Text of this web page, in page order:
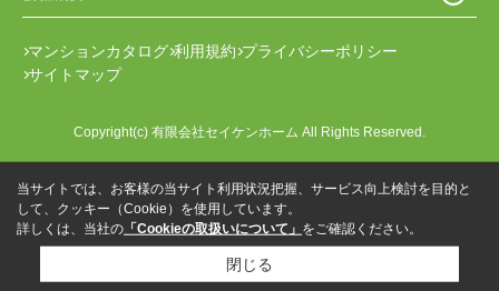
マンションカタログ 利用規約 プライバシーポリシー
サイトマップ
Copyright(c) 有限会社セイケンホーム All Rights Reserved.
当サイトでは、お客様の当サイト利用状況把握、サービス向上検討を目的と
して、クッキー（Cookie）を使用しています。
詳しくは、当社の 「Cookieの取扱いについて」 をご確認ください。
閉じる